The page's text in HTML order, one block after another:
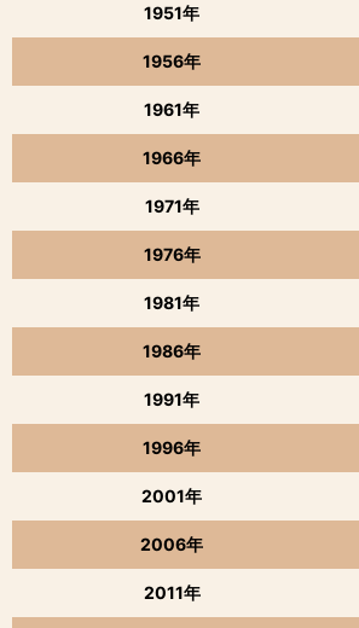
1951年
1956年
1961年
1966年
1971年
1976年
1981年
1986年
1991年
1996年
2001年
2006年
2011年